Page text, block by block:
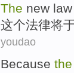
The new law
这个法律将
youdao
Because the